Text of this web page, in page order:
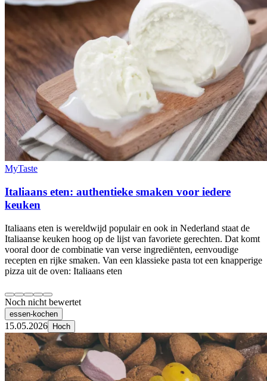
MyTaste
Italiaans eten: authentieke smaken voor iedere
keuken
Italiaans eten is wereldwijd populair en ook in Nederland staat de
Italiaanse keuken hoog op de lijst van favoriete gerechten. Dat komt
vooral door de combinatie van verse ingrediënten, eenvoudige
recepten en rijke smaken. Van een klassieke pasta tot een knapperige
pizza uit de oven: Italiaans eten
Noch nicht bewertet
essen-kochen
15.05.2026 Hoch